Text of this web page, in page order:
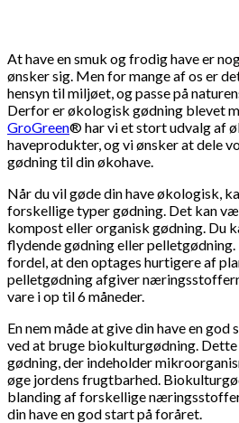
At have en smuk og frodig have er
ønsker sig. Men for mange af os er
hensyn til miljøet, og passe på
Derfor er økologisk gødning blevet
GroGreen® har vi et stort udvalg af
haveprodukter, og vi ønsker at dele
gødning til din økohave.
Når du vil gøde din have økologisk,
forskellige typer gødning. Det kan
kompost eller organisk gødning. Du
flydende gødning eller pelletgødning.
fordel, at den optages hurtigere af
pelletgødning afgiver
vare i op til 6 måneder.
En nem måde at give din have en
ved at bruge biokulturgødning. Dette
gødning, der indeholder
øge jordens frugtbarhed.
blanding af forskellige
din have en god start på foråret.